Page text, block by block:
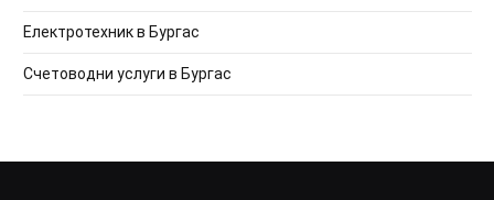
Електротехник в Бургас
Счетоводни услуги в Бургас